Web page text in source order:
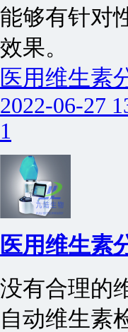
能够有针对
效果。
医用维生素
2022-06-27
1
医用维生素
没有合理的
自动维生素